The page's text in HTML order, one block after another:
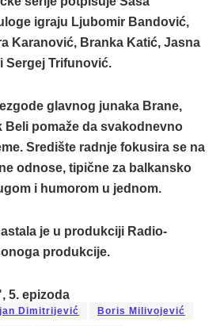
igraju Ljubomir Bandović,
Karanović, Branka Katić, Jasna
Sergej Trifunović.
glavnog junaka Brane,
Beli pomaže da svakodnevno
Središte radnje fokusira se na
odnose, tipične za balkansko
i humorom u jednom.
je u produkciji Radio-
produkcije.
Dimitrijević Boris Milivojević